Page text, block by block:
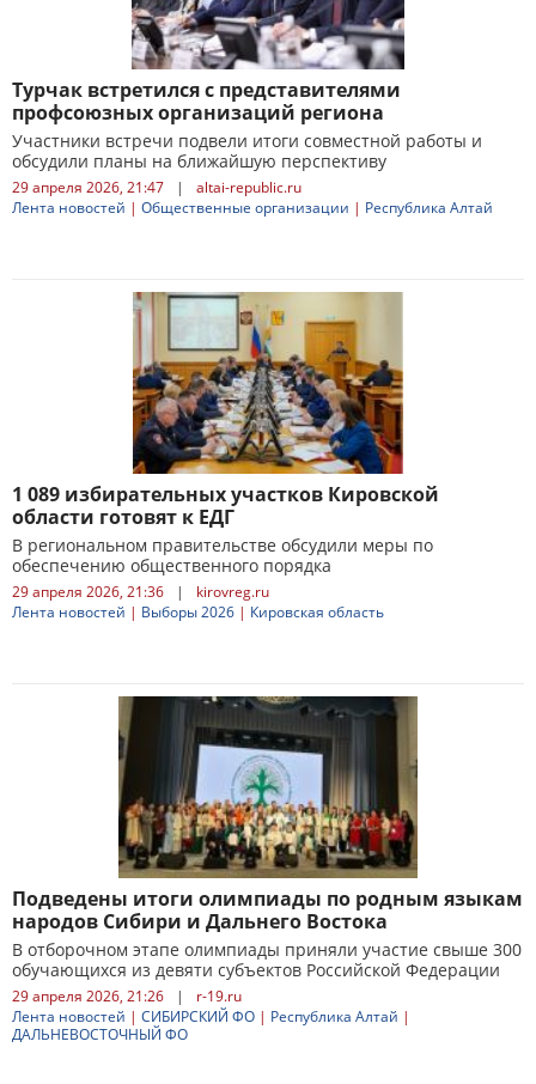
Турчак встретился с представителями
профсоюзных организаций региона
Участники встречи подвели итоги совместной работы и
обсудили планы на ближайшую перспективу
29 апреля 2026, 21:47 |
altai-republic.ru
Лента новостей | Общественные организации | Республика Алтай
1 089 избирательных участков Кировской
области готовят к ЕДГ
В региональном правительстве обсудили меры по
обеспечению общественного порядка
29 апреля 2026, 21:36 |
kirovreg.ru
Лента новостей | Выборы 2026 | Кировская область
Подведены итоги олимпиады по родным языкам
народов Сибири и Дальнего Востока
В отборочном этапе олимпиады приняли участие свыше 300
обучающихся из девяти субъектов Российской Федерации
29 апреля 2026, 21:26 |
r-19.ru
Лента новостей | СИБИРСКИЙ ФО | Республика Алтай |
ДАЛЬНЕВОСТОЧНЫЙ ФО